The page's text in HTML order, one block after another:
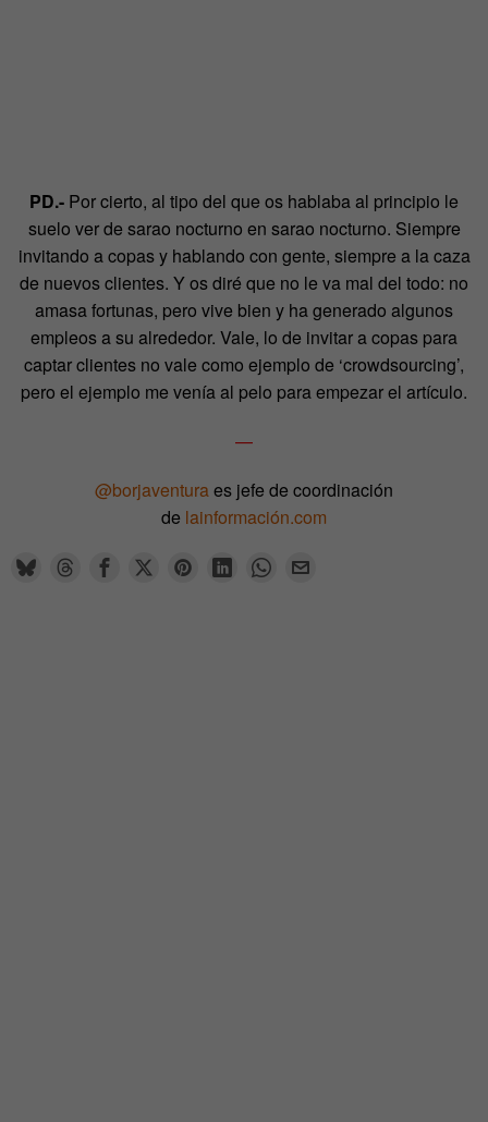
PD.- Por cierto, al tipo del que os hablaba al principio le
suelo ver de sarao nocturno en sarao nocturno. Siempre
invitando a copas y hablando con gente, siempre a la caza
de nuevos clientes. Y os diré que no le va mal del todo: no
amasa fortunas, pero vive bien y ha generado algunos
empleos a su alrededor. Vale, lo de invitar a copas para
captar clientes no vale como ejemplo de ‘crowdsourcing’,
pero el ejemplo me venía al pelo para empezar el artículo.
—
@borjaventuraes jefe de coordinación
de lainformación.com